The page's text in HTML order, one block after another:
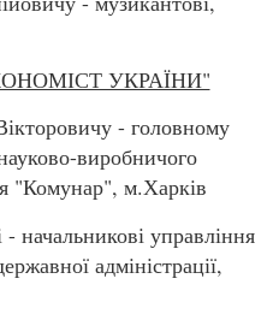
УКРАЇНИ"
- головному
виробничого
"Комунар", м.Харків
начальникові управління
адміністрації,